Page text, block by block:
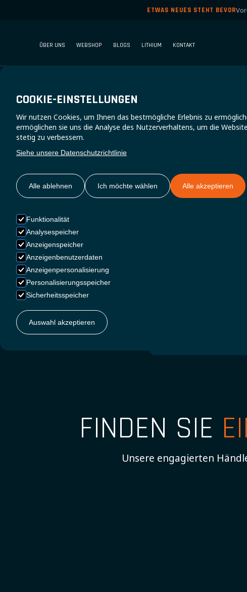
ETWAS NEUES STEHT BEVOR
ÜBER UNS WEBSHOP BLOGS LITHIUM KONTAKT
COOKIE-EINSTELLUNGEN
Wir nutzen Cookies, um Ihnen das bestmögliche Erlebnis zu
ermöglichen sie uns die Analyse des Nutzerverhaltens, um die
stetig zu verbessern.
Siehe unsere Datenschutzrichtlinie
Alle ablehnen Ich möchte wählen Alle akzeptieren
Funktionalität
Analysespeicher
Anzeigenspeicher
Anzeigenbenutzerdaten
Anzeigenpersonalisierung
Personalisierungsspeicher
Sicherheitsspeicher
Auswahl akzeptieren
Wählen
FINDEN SIE
Unsere engagierten